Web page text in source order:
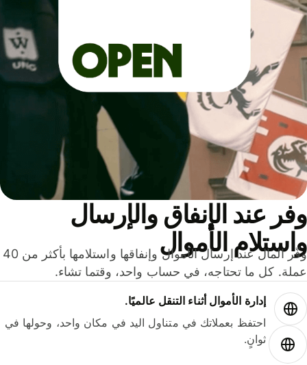
عند الإنفاق والإرسال
الأموال
وفّر المال عند إرسال الأموال وإنفاقها واستلامها بأكثر من 40
كل ما تحتاجه، في حساب واحد، وقتما تشاء.
إدارة الأموال أثناء التنقل عالميًا.
احتفظ بعملاتك في متناول اليد في مكان واحد، وحولها في
ثوانٍ.